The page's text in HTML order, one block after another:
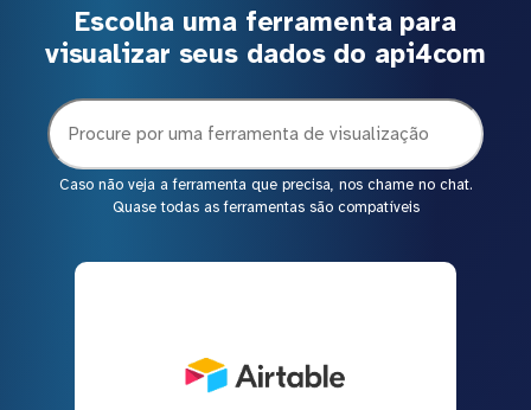
Escolha uma ferramenta para
visualizar seus dados do api4com
Caso não veja a ferramenta que precisa, nos chame no chat.
Quase todas as ferramentas são compatíveis